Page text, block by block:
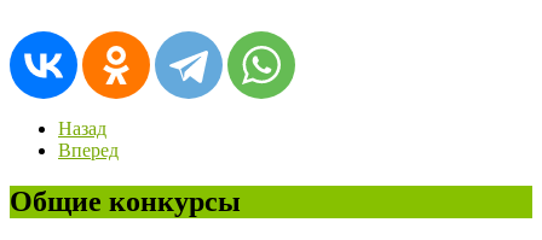
Назад
Вперед
Общие конкурсы